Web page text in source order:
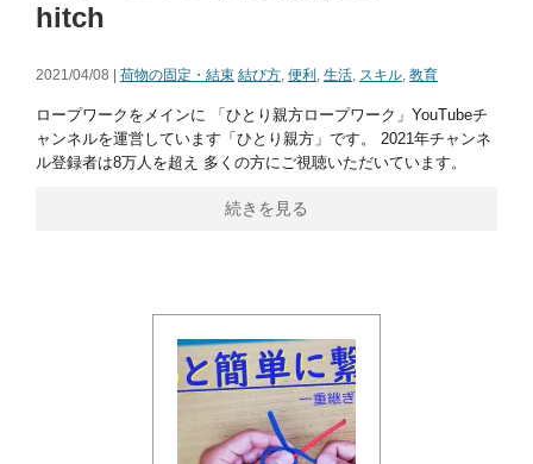
hitch
2021/04/08 | 荷物の固定・結束 結び方, 便利 , 生活, スキル, 教育
ロープワークをメインに 「ひとり親方ロープワーク」YouTubeチ
ャンネルを運営しています「ひとり親方」です。 2021年チャンネ
ル登録者は8万人を超え 多くの方にご視聴いただいています。
続きを見る